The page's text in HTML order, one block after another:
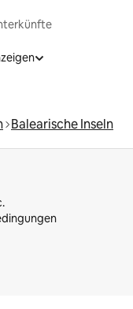
Balearische Inseln